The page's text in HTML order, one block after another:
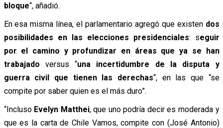
bloque“, añadió.
En esa misma línea, el parlamentario agregó que existen dos
posibilidades en las elecciones presidenciales: seguir
por el camino y profundizar en áreas que ya se han
trabajado versus “una incertidumbre de la disputa y
guerra civil que tienen las derechas“, en las que “se
compite por saber quien es el más duro”.
“Incluso Evelyn Matthei, que uno podría decir es moderada y
que es la carta de Chile Vamos, compite con (José Antonio)